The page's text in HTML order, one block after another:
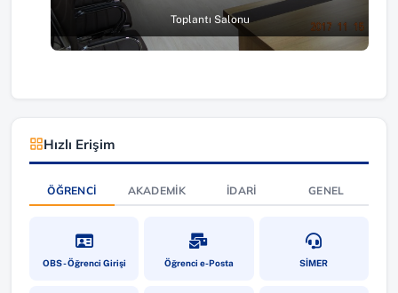
Toplantı Salonu
Hızlı Erişim
ÖĞRENCI AKADEMIK İDARI GENEL
OBS - Öğrenci Girişi(yeni sekmede açılır)Öğrenci e-Posta(yeni sekmede açılır)SİMER(yeni sekmede